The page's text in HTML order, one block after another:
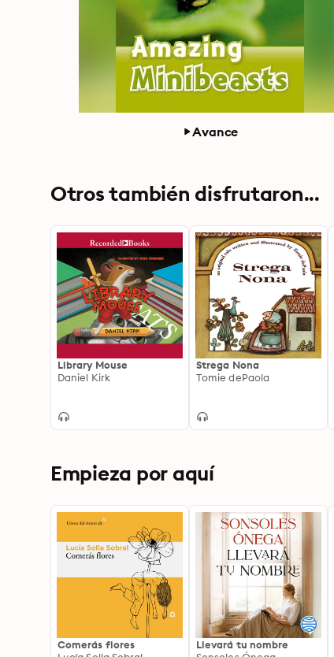
Avance
Otros también disfrutaron...
Library Mouse
Daniel Kirk
Strega Nona
Tomie dePaola
Empieza por aquí
Comerás flores
Llevará tu nombre